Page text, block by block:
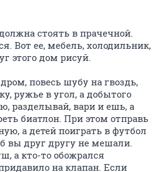
стоять в прачечной.
Вот ее, мебель, холодильник,
этого дом рисуй.
повесь шубу на гвоздь,
ружье в угол, а добытого
разделывай, вари и ешь, а
биатлон. При этом отправь
а детей поиграть в футбол
вы друг другу не мешали.
а кто-то обожрался
на клапан. Если